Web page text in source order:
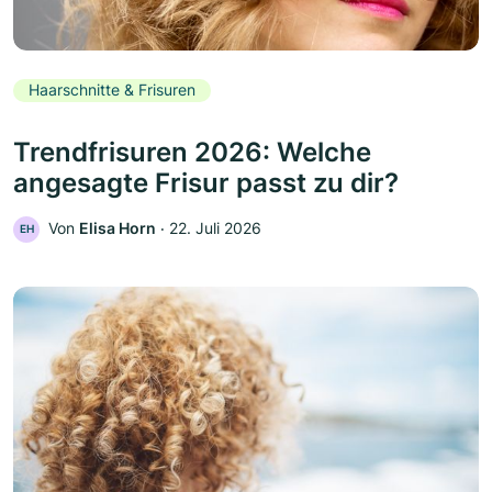
Haarschnitte & Frisuren
Trendfrisuren 2026: Welche
angesagte Frisur passt zu dir?
EH Von Elisa Horn ‧ 22. Juli 2026